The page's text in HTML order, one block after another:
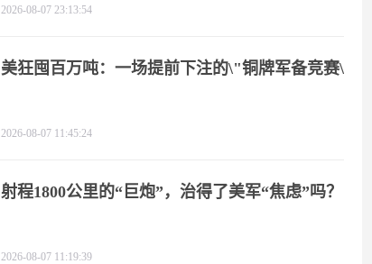
2026-08-07 23:13:54
美狂囤百万吨：一场提前下注的\"铜牌军备竞赛\"
2026-08-07 11:45:24
射程1800公里的“巨炮”，治得了美军“焦虑”吗？
2026-08-07 11:19:39